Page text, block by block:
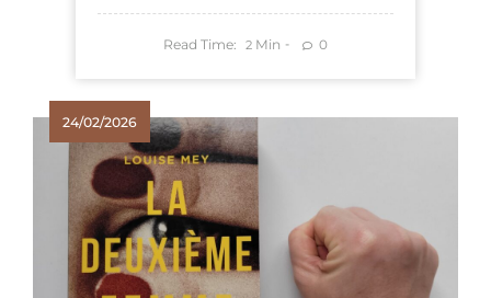
Read Time: 2 Min 0
24/02/2026